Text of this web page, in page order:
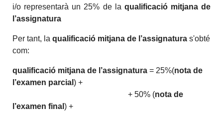
i/o representarà un 25% de la qualificació mitjana de
l’assignatura
Per tant, laqualificació mitjana de l’assignatura s'obté
com:
qualificació mitjana de l’assignatura = 25%(nota de
l’examen parcial) +
+ 50% (nota de
l’examen final) +